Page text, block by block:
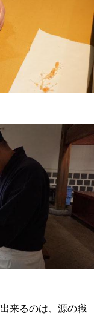
来るのは、源の職